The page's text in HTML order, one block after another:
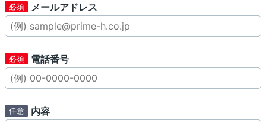
メールアドレス
電話番号
内容